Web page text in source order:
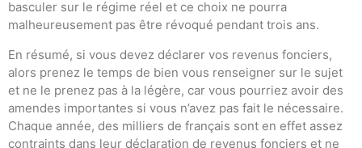
basculer sur le régime réel et ce choix ne pourra
malheureusement pas être révoqué pendant trois ans.
En résumé, si vous devez déclarer vos revenus fonciers,
alors prenez le temps de bien vous renseigner sur le sujet
et ne le prenez pas à la légère, car vous pourriez avoir des
amendes importantes si vous n’avez pas fait le nécessaire.
Chaque année, des milliers de français sont en effet assez
contraints dans leur déclaration de revenus fonciers et ne